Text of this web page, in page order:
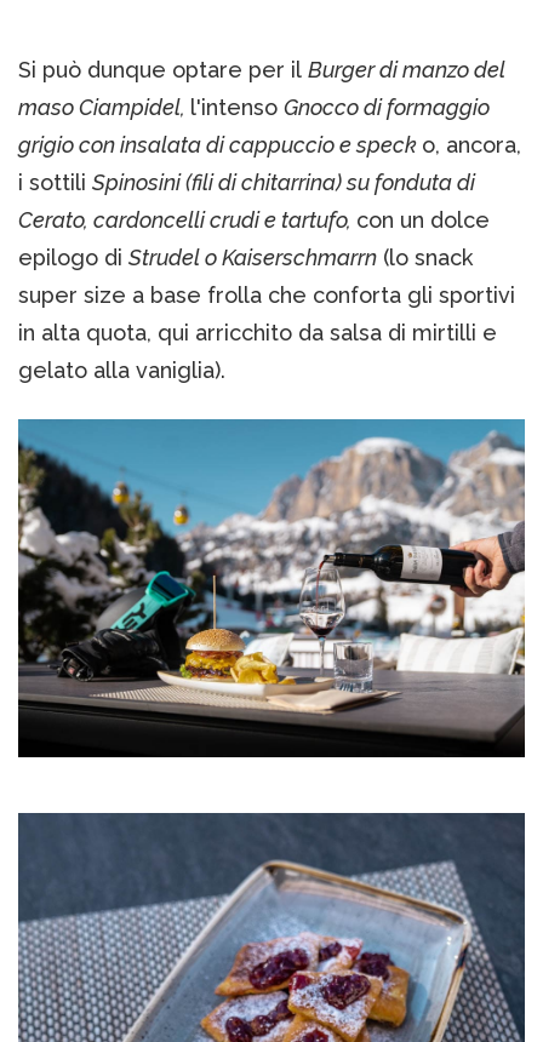
Si può dunque optare per il Burger di manzo del
maso Ciampidel, l'intenso Gnocco di formaggio
grigio con insalata di cappuccio e speck o, ancora,
i sottili Spinosini (fili di chitarrina) su fonduta di
Cerato, cardoncelli crudi e tartufo, con un dolce
epilogo di Strudel o Kaiserschmarrn (lo snack
super size a base frolla che conforta gli sportivi
in alta quota, qui arricchito da salsa di mirtilli e
gelato alla vaniglia).